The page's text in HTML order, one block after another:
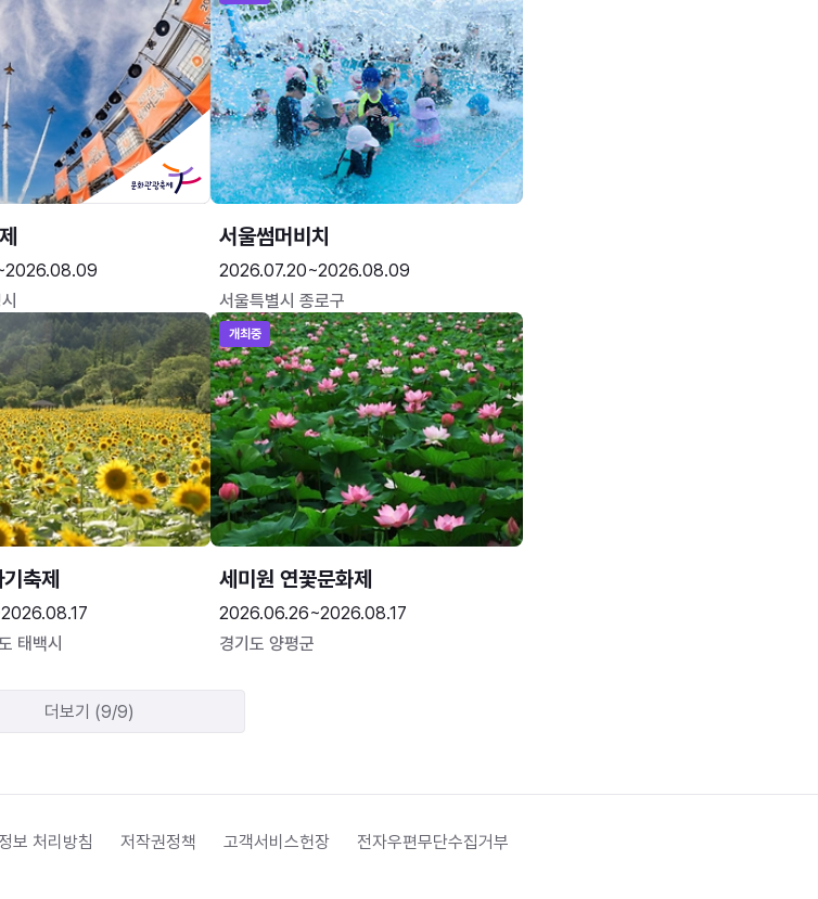
서울썸머비치
2026.07.20~2026.08.09
서울특별시 종로구
축제
태백시
개최중
세미원 연꽃문화제
2026.06.26~2026.08.17
경기도 양평군
더보기 (9/9)
보 처리방침 저작권정책 고객서비스헌장
전자우편무단수집거부